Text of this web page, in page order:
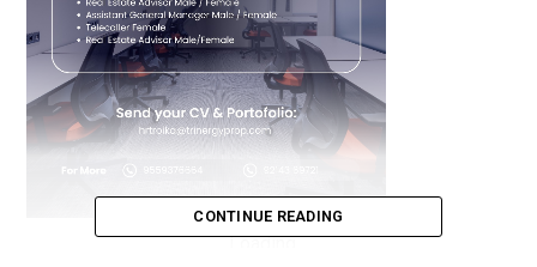
Loading...
CONTINUE READING